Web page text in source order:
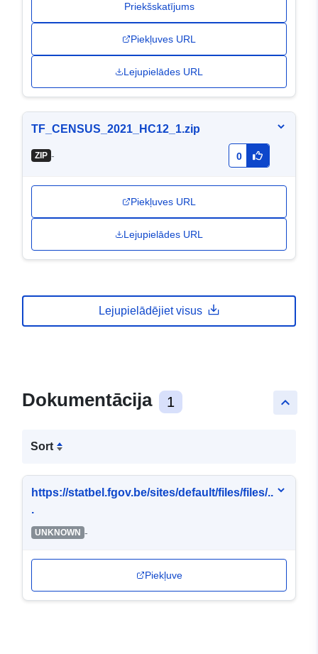
Priekšskatījums
Piekļuves URL
Lejupielādes URL
TF_CENSUS_2021_HC12_1.zip
ZIP - 0
Piekļuves URL
Lejupielādes URL
Lejupielādējiet visus
keyboard_arrow_up
Dokumentācija 1
Sort
https://statbel.fgov.be/sites/default/files/files/..
.
UNKNOWN -
Piekļuve